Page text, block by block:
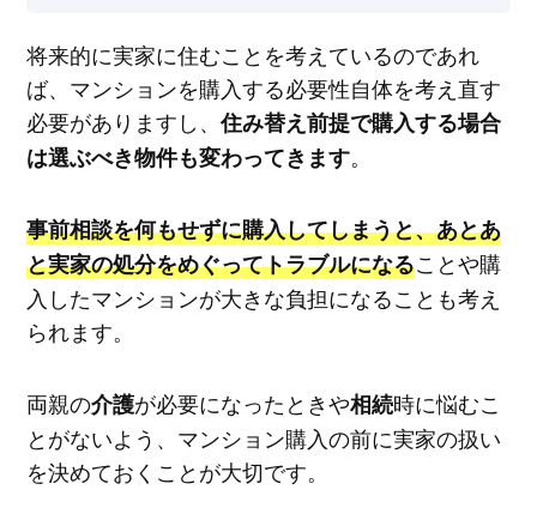
将来的に実家に住むことを考えているのであれ
ば、マンションを購入する必要性自体を考え直す
必要がありますし、住み替え前提で購入する場合
は選ぶべき物件も変わってきます。
事前相談を何もせずに購入してしまうと、あとあ
と実家の処分をめぐってトラブルになることや購
入したマンションが大きな負担になることも考え
られます。
両親の介護が必要になったときや相続時に悩むこ
とがないよう、マンション購入の前に実家の扱い
を決めておくことが大切です。